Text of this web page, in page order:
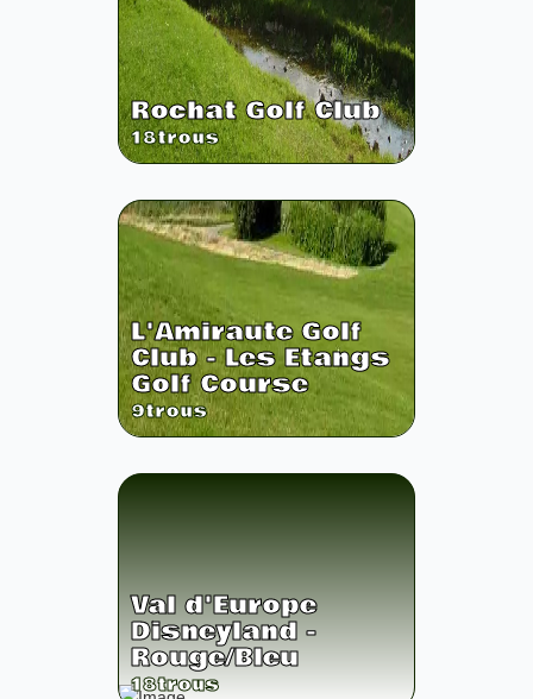
Rochat Golf Club
18trous
L'Amiraute Golf
Club - Les Etangs
Golf Course
9trous
Val d'Europe
Disneyland -
Rouge/Bleu
18trous